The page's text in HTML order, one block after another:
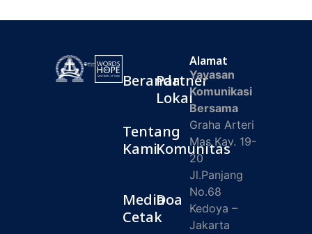
Beranda
Tentang
Kami
Media
Cetak
Partner
Lokal
Komunitas
Doa
Alamat
Yayasan
Komunikasi
Bersama
Graha Arteri
Mas Kav. 19-
20
Jl.Panjang
No.68
Kedoya –
Jakarta